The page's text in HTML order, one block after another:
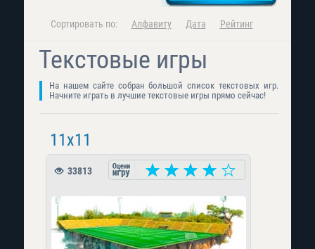
Сортировать по: Алфавиту Дата Рейтинг
Текстовые игры
На нашем сайте собран большой список текстовых игр.
Начните играть в лучшие текстовые игры прямо сейчас!
11x11
33813